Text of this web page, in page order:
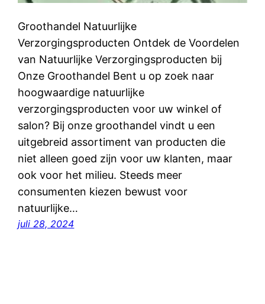
Groothandel Natuurlijke
Verzorgingsproducten Ontdek de Voordelen
van Natuurlijke Verzorgingsproducten bij
Onze Groothandel Bent u op zoek naar
hoogwaardige natuurlijke
verzorgingsproducten voor uw winkel of
salon? Bij onze groothandel vindt u een
uitgebreid assortiment van producten die
niet alleen goed zijn voor uw klanten, maar
ook voor het milieu. Steeds meer
consumenten kiezen bewust voor
natuurlijke…
juli 28, 2024